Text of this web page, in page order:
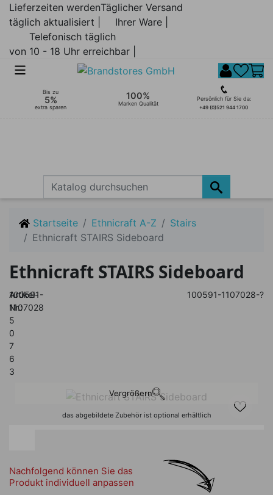
Lieferzeiten werden
täglich aktualisiert |
Täglicher Versand
Ihrer Ware |
Telefonisch täglich
von 10 - 18 Uhr erreichbar |
Bis zu
5%
extra sparen
100%
Marken Qualität
Persönlich für Sie da:
+49 (0)521 944 1700
Startseite Ethnicraft A-Z
Stairs
Ethnicraft STAIRS Sideboard
Ethnicraft STAIRS Sideboard
Artikel-
Nr.:
5
0
7
6
3
100591-
1107028
100591-1107028-?
Vergrößern
das abgebildete Zubehör ist optional erhältlich
Nachfolgend können Sie das
Produkt individuell anpassen